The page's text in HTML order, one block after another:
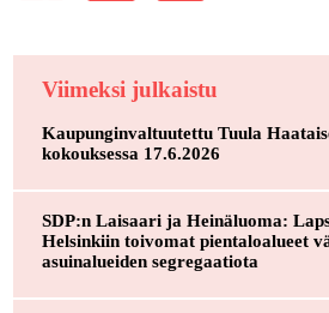
Viimeksi julkaistu
Kaupunginvaltuutettu Tuula
kokouksessa 17.6.2026
SDP:n Laisaari ja Heinäluoma:
Helsinkiin toivomat pientaloalueet
asuinalueiden segregaatiota